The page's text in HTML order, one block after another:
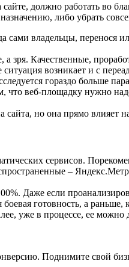
должно работать во
либо убрать
владельцы, перенося
зря. Качественные,
возникает и с
гораздо больше
что веб-площадку нужно
сайта, но она прямо влияет
сервисов.
–
Даже если
готовность, а
уже в процессе, ее можно
Поднимите свой